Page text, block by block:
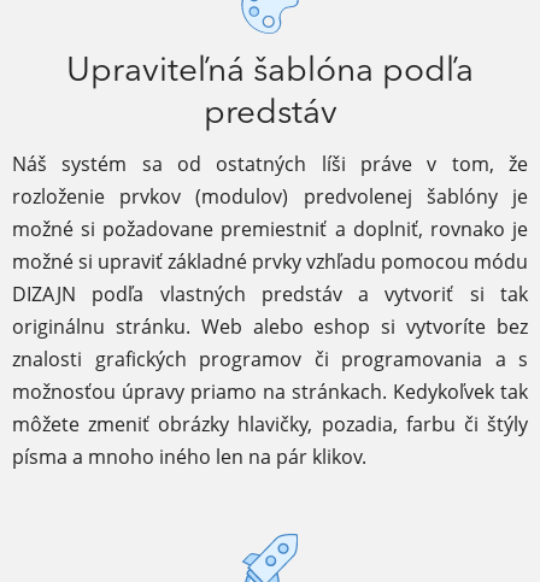
Upraviteľná šablóna podľa
predstáv
Náš systém sa od ostatných líši práve v tom, že
rozloženie prvkov (modulov) predvolenej šablóny je
možné si požadovane premiestniť a doplniť, rovnako je
možné si upraviť základné prvky vzhľadu pomocou módu
DIZAJN podľa vlastných predstáv a vytvoriť si tak
originálnu stránku. Web alebo eshop si vytvoríte bez
znalosti grafických programov či programovania a s
možnosťou úpravy priamo na stránkach. Kedykoľvek tak
môžete zmeniť obrázky hlavičky, pozadia, farbu či štýly
písma a mnoho iného len na pár klikov.